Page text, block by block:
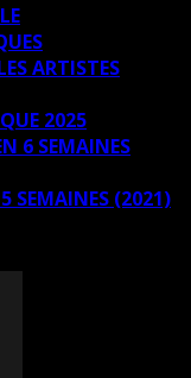
ARTISTES
2025
6 SEMAINES
SEMAINES (2021)